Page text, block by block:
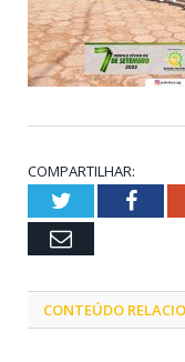
COMPARTILHAR:
Twitter
Email
CONTEÚDO